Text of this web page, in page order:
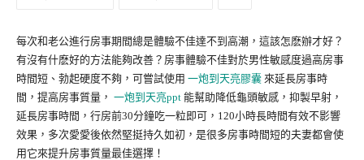
每次和老公進行房事期間總是體驗不佳達不到高潮，這該怎麽辦才好？
有沒有什麽好的方法能夠改善？房事體驗不佳對於男性敏感度過高房事
時間短、勃起硬度不夠，可嘗試使用 一炮到天亮膠囊 來延長房事時
間，提高房事質量， 一炮到天亮ppt 能幫助降低龜頭敏感，抑製早射，
延長房事時間，行房前30分鐘吃一粒即可，120小時長時間有效不影響
效果，多次愛愛後依然堅挺持久如初，是很多房事時間短的夫妻都會使
用它來提升房事質量最佳選擇！